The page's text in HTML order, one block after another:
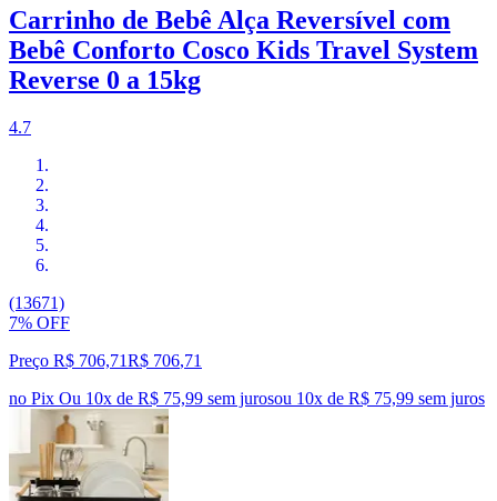
Carrinho de Bebê Alça Reversível com
Bebê Conforto Cosco Kids Travel System
Reverse 0 a 15kg
4.7
(13671)
7% OFF
Preço R$ 706,71R$ 706,71
no Pix Ou 10x de R$ 75,99 sem jurosou 10x de R$ 75,99 sem juros